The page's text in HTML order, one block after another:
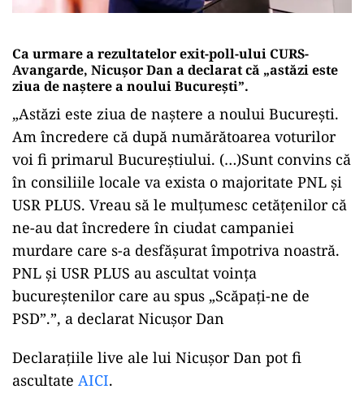
Ca urmare a rezultatelor exit-poll-ului CURS-
Avangarde, Nicușor Dan a declarat că „astăzi este
ziua de naștere a noului București”.
„Astăzi este ziua de naștere a noului București.
Am încredere că după numărătoarea voturilor
voi fi primarul Bucureștiului. (…)Sunt convins că
în consiliile locale va exista o majoritate PNL și
USR PLUS. Vreau să le mulțumesc cetățenilor că
ne-au dat încredere în ciudat campaniei
murdare care s-a desfășurat împotriva noastră.
PNL și USR PLUS au ascultat voința
bucureștenilor care au spus „Scăpați-ne de
PSD”.”, a declarat Nicușor Dan
Declarațiile live ale lui Nicușor Dan pot fi
ascultate AICI.